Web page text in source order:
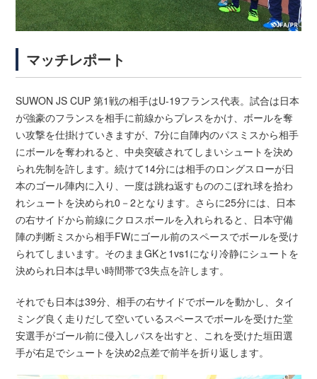
マッチレポート
SUWON JS CUP 第1戦の相手はU-19フランス代表。試合は日本
が強豪のフランスを相手に前線からプレスをかけ、ボールを奪
い攻撃を仕掛けていきますが、7分に自陣内のパスミスから相手
にボールを奪われると、中央突破されてしまいシュートを決め
られ先制を許します。続けて14分には相手のロングスローが日
本のゴール陣内に入り、一度は跳ね返すもののこぼれ球を拾わ
れシュートを決められ0－2となります。さらに25分には、日本
の右サイドから前線にクロスボールを入れられると、日本守備
陣の判断ミスから相手FWにゴール前のスペースでボールを受け
られてしまいます。そのままGKと1vs1になり冷静にシュートを
決められ日本は早い時間帯で3失点を許します。
それでも日本は39分、相手の右サイドでボールを動かし、タイ
ミング良く走りだして空いているスペースでボールを受けた堂
安選手がゴール前に侵入しパスを出すと、これを受けた垣田選
手が右足でシュートを決め2点差で前半を折り返します。